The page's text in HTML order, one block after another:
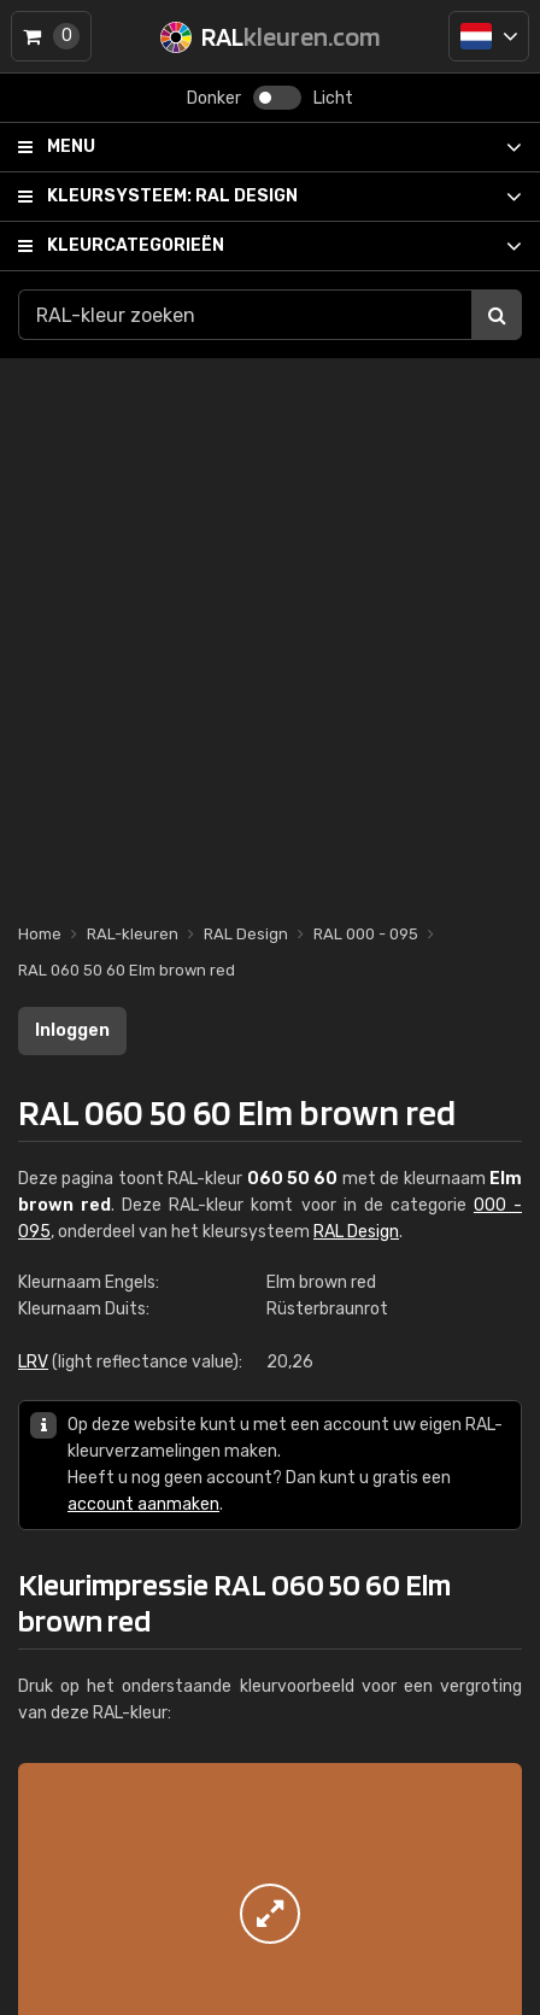
RALkleuren.com
Donker Licht
MENU
KLEURSYSTEEM: RAL DESIGN
KLEURCATEGORIEËN
0
Home RAL-kleuren RAL Design
RAL 000 - 095
RAL 060 50 60 Elm brown red
Inloggen
RAL 060 50 60 Elm brown red
Deze pagina toont RAL-kleur 060 50 60 met de kleurnaam Elm
brown red. Deze RAL-kleur komt voor in de categorie 000 -
095, onderdeel van het kleursysteem RAL Design.
Kleurnaam Engels:
Elm brown red
Kleurnaam Duits:
Rüsterbraunrot
LRV(light reflectance value): 20,26
Op deze website kunt u met een account uw eigen RAL-
kleurverzamelingen maken.
Heeft u nog geen account? Dan kunt u gratis een
account aanmaken.
Kleurimpressie RAL 060 50 60 Elm
brown red
Druk op het onderstaande kleurvoorbeeld voor een vergroting
van deze RAL-kleur: